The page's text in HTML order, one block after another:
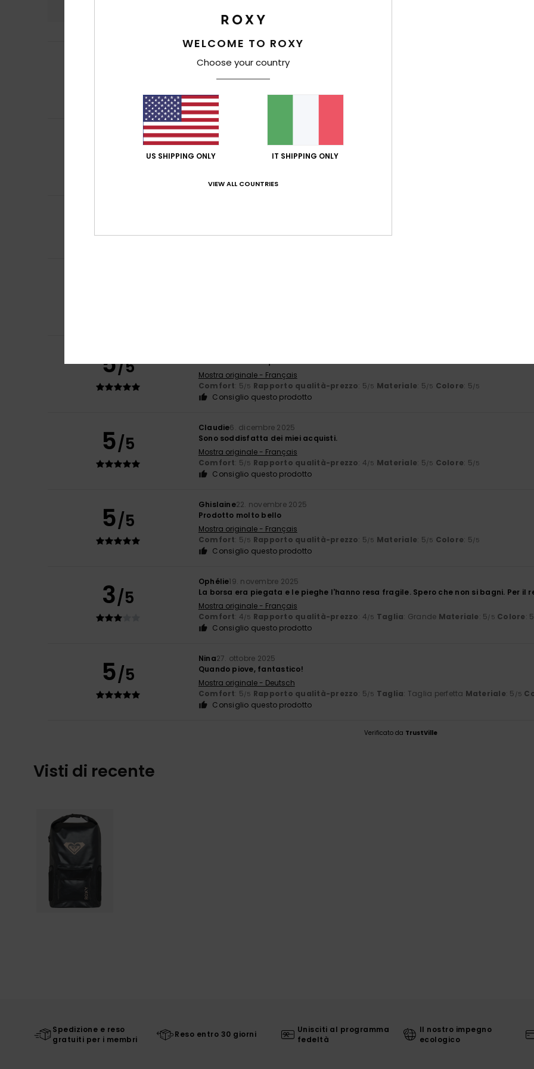
Julie
Ne ho comprato uno ed è perfetto.
Mostra originale - Français
Consiglio questo prodotto
Brigitte
L'ha scelto mia figlia
Mostra originale - Français
Consiglio questo prodotto
Comfort: 3/5 Rapporto qualità-prezzo: 3/5 Taglia
5/5
Bello e di ottima qualità
Mostra originale - Français
Comfort: 5/5 Rapporto qualità-prezzo: 5/5 Materiale: 5/5 Colore: 5/5
Consiglio questo prodotto
5/5
Claudie6. dicembre 2025
Sono soddisfatta dei miei acquisti.
Mostra originale - Français
Comfort: 5/5 Rapporto qualità-prezzo: 4/5 Materiale: 5/5 Colore: 5/5
Consiglio questo prodotto
5/5
Ghislaine22. novembre 2025
Prodotto molto bello
Mostra originale - Français
Comfort: 5/5 Rapporto qualità-prezzo: 5/5 Materiale: 5/5 Colore: 5/5
Consiglio questo prodotto
3/5
Ophélie19. novembre 2025
La borsa era piegata e le pieghe l'hanno resa fragile. Spero che non si bagni. Per
Mostra originale - Français
Comfort: 4/5 Rapporto qualità-prezzo: 4/5 Taglia: Grande Materiale: 5/5 Colore: 5
Consiglio questo prodotto
5/5
Nina27. ottobre 2025
Quando piove, fantastico!
Mostra originale - Deutsch
Comfort: 5/5 Rapporto qualità-prezzo: 5/5 Taglia: Taglia perfetta Materiale: 5 /5
Consiglio questo prodotto
Verificato da TrustVille
Visti di recente
Spedizione e reso
gratuiti per i membri
Reso entro 30 giorni
Unisciti al programma
fedeltà
Il nostro impegno
ecologico
WELCOME TO ROXY
Choose your country
US SHIPPING ONLY IT SHIPPING ONLY
VIEW ALL COUNTRIES